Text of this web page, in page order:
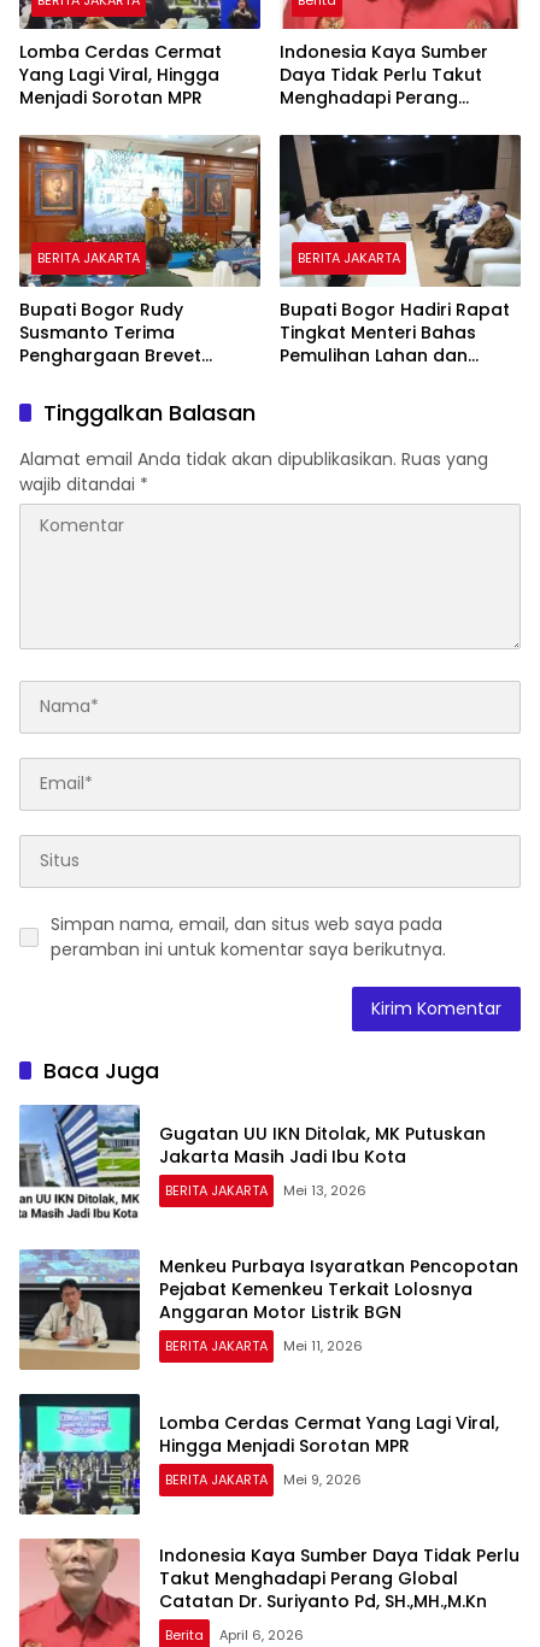
Lomba Cerdas Cermat
Yang Lagi Viral, Hingga
Menjadi Sorotan MPR
Indonesia Kaya Sumber
Daya Tidak Perlu Takut
Menghadapi Perang
Suriyanto Pd, SH.,MH.,M.Kn
BERITA JAKARTA
Bupati Bogor Rudy
Susmanto Terima
Penghargaan Brevet
“Setia Waspada” Dari
Paspampres RI
BERITA JAKARTA
Bupati Bogor Hadiri Rapat
Tingkat Menteri Bahas
Pemulihan Lahan dan
Tinggalkan Balasan
Alamat email Anda tidak akan dipublikasikan. Ruas yang
wajib ditandai *
Simpan nama, email, dan situs web saya pada
peramban ini untuk komentar saya berikutnya.
Baca Juga
Gugatan UU IKN Ditolak, MK Putuskan
Jakarta Masih Jadi Ibu Kota
BERITA JAKARTA Mei 13, 2026
Menkeu Purbaya Isyaratkan Pencopotan
Pejabat Kemenkeu Terkait Lolosnya
Anggaran Motor Listrik BGN
BERITA JAKARTA Mei 11, 2026
Lomba Cerdas Cermat Yang Lagi Viral,
Hingga Menjadi Sorotan MPR
BERITA JAKARTA Mei 9, 2026
Indonesia Kaya Sumber Daya Tidak Perlu
Takut Menghadapi Perang Global
Catatan Dr. Suriyanto Pd, SH.,MH.,M.Kn
Berita April 6, 2026